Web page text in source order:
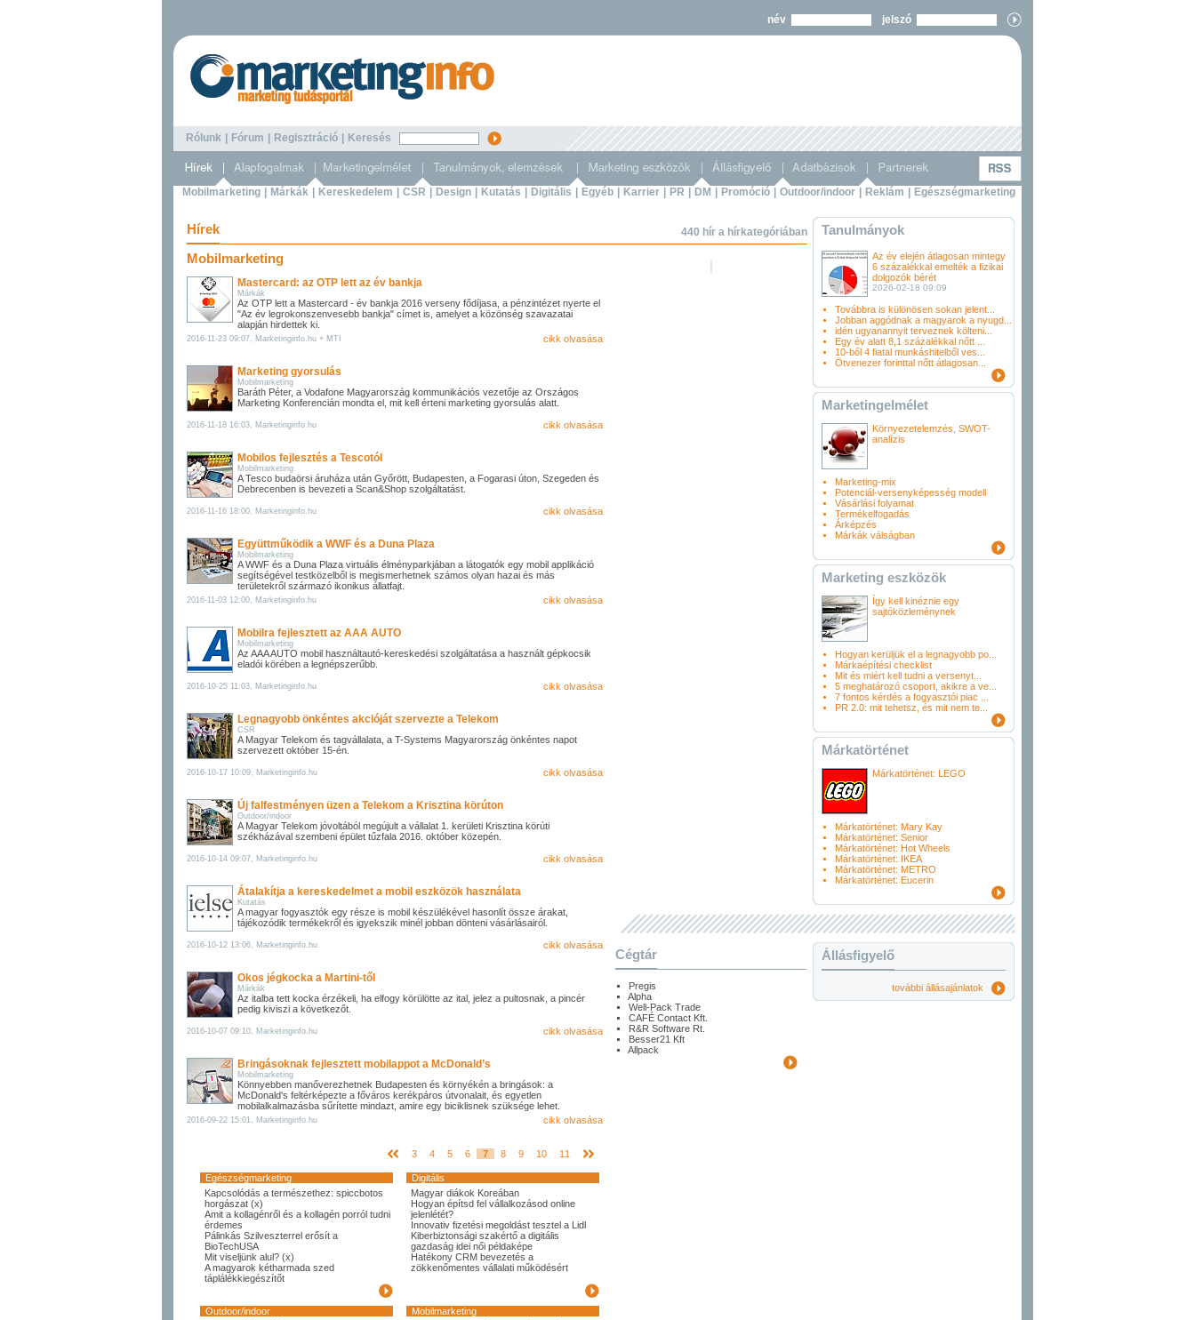
név jelszó
Rólunk Fórum Regisztráció Keresés
Mobilmarketing Márkák Kereskedelem CSR Design Kutatás Digitális Egyéb Karrier PR DM Promóció Outdoor/indoor Reklám Egészségmarketing
Hírek 440 hír a hírkategóriában
Tanulmányok
Mobilmarketing
Mastercard: az OTP lett az év bankja
Márkák
Az OTP lett a Mastercard - év bankja 2016 verseny fődíjasa, a pénzintézet nyerte el
"Az év legrokonszenvesebb bankja" címet is, amelyet a közönség szavazatai
alapján hirdettek ki.
2016-11-23 09:07, Marketinginfo.hu + MTI cikk olvasása
Marketing gyorsulás
Mobilmarketing
Baráth Péter, a Vodafone Magyarország kommunikációs vezetője az Országos
Marketing Konferencián mondta el, mit kell érteni marketing gyorsulás alatt.
2016-11-18 16:03, Marketinginfo.hu cikk olvasása
Mobilos fejlesztés a Tescotól
Mobilmarketing
A Tesco budaörsi áruháza után Győrött, Budapesten, a Fogarasi úton, Szegeden és
Debrecenben is bevezeti a Scan&Shop szolgáltatást.
2016-11-16 18:00, Marketinginfo.hu cikk olvasása
Együttműködik a WWF és a Duna Plaza
Mobilmarketing
A WWF és a Duna Plaza virtuális élményparkjában a látogatók egy mobil applikáció
segítségével testközelből is megismerhetnek számos olyan hazai és más
területekről származó ikonikus állatfajt.
2016-11-03 12:00, Marketinginfo.hu cikk olvasása
Mobilra fejlesztett az AAA AUTO
Mobilmarketing
Az AAA AUTO mobil használtautó-kereskedési szolgáltatása a használt gépkocsik
eladói körében a legnépszerűbb.
2016-10-25 11:03, Marketinginfo.hu cikk olvasása
Legnagyobb önkéntes akcióját szervezte a Telekom
CSR
A Magyar Telekom és tagvállalata, a T-Systems Magyarország önkéntes napot
szervezett október 15-én.
2016-10-17 10:09, Marketinginfo.hu cikk olvasása
Új falfestményen üzen a Telekom a Krisztina körúton
Outdoor/indoor
A Magyar Telekom jóvoltából megújult a vállalat 1. kerületi Krisztina körúti
székházával szembeni épület tűzfala 2016. október közepén.
2016-10-14 09:07, Marketinginfo.hu cikk olvasása
Átalakítja a kereskedelmet a mobil eszközök használata
Kutatás
A magyar fogyasztók egy része is mobil készülékével hasonlít össze árakat,
tájékozódik termékekről és igyekszik minél jobban dönteni vásárlásairól.
2016-10-12 13:06, Marketinginfo.hu cikk olvasása
Okos jégkocka a Martini-től
Márkák
Az italba tett kocka érzékeli, ha elfogy körülötte az ital, jelez a pultosnak, a pincér
pedig kiviszi a következőt.
2016-10-07 09:10, Marketinginfo.hu cikk olvasása
Bringásoknak fejlesztett mobilappot a McDonald’s
Mobilmarketing
Könnyebben manőverezhetnek Budapesten és környékén a bringások: a
McDonald's feltérképezte a főváros kerékpáros útvonalait, és egyetlen
mobilalkalmazásba sűrítette mindazt, amire egy biciklisnek szüksége lehet.
2016-09-22 15:01, Marketinginfo.hu cikk olvasása
3 4 5 6 7 8 9 10 11
Egészségmarketing
Digitális
Kapcsolódás a természethez: spiccbotos
horgászat (x)
Amit a kollagénről és a kollagén porról tudni
érdemes
Pálinkás Szilveszterrel erősít a
BioTechUSA
Mit viseljünk alul? (x)
A magyarok kétharmada szed
táplálékkiegészítőt
Magyar diákok Koreában
Hogyan építsd fel vállalkozásod online
jelenlétét?
Innovativ fizetési megoldást tesztel a Lidl
Kiberbiztonsági szakértő a digitális
gazdaság idei női példaképe
Hatékony CRM bevezetés a
zökkenőmentes vállalati működésért
Outdoor/indoor
Mobilmarketing
Az év elején átlagosan mintegy
6 százalékkal emelték a fizikai
dolgozók bérét
2026-02-18 09:09
Továbbra is különösen sokan jelent...
Jobban aggódnak a magyarok a nyugd...
idén ugyanannyit terveznek költeni...
Egy év alatt 8,1 százalékkal nőtt ...
10-ből 4 fiatal munkáshitelből ves...
Ötvenezer forinttal nőtt átlagosan...
Marketingelmélet
Környezetelemzés, SWOT-
analízis
Marketing-mix
Potenciál-versenyképesség modell
Vásárlási folyamat
Termékelfogadás
Árképzés
Márkák válságban
Marketing eszközök
Így kell kinéznie egy
sajtóközleménynek
Hogyan kerüljük el a legnagyobb po...
Márkaépítési checklist
Mit és miért kell tudni a versenyt...
5 meghatározó csoport, akikre a ve...
7 fontos kérdés a fogyasztói piac ...
PR 2.0: mit tehetsz, és mit nem te...
Márkatörténet
Márkatörténet: LEGO
Márkatörténet: Mary Kay
Márkatörténet: Senior
Márkatörténet: Hot Wheels
Márkatörténet: IKEA
Márkatörténet: METRO
Márkatörténet: Eucerin
Cégtár
Pregis
Alpha
Well-Pack Trade
CAFÉ Contact Kft.
R&R Software Rt.
Besser21 Kft
Allpack
Állásfigyelő
további állásajánlatok